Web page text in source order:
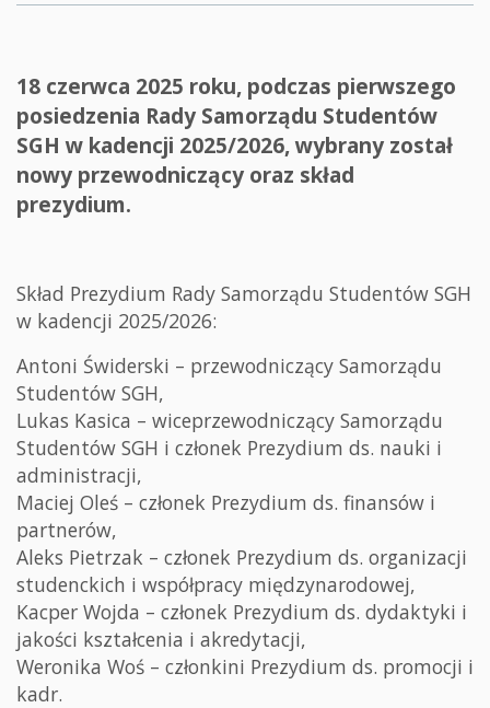
18 czerwca 2025 roku, podczas pierwszego
posiedzenia Rady Samorządu Studentów
SGH w kadencji 2025/2026, wybrany został
nowy przewodniczący oraz skład
prezydium.
Skład Prezydium Rady Samorządu Studentów SGH
w kadencji 2025/2026:
Antoni Świderski – przewodniczący Samorządu
Studentów SGH,
Lukas Kasica – wiceprzewodniczący Samorządu
Studentów SGH i członek Prezydium ds. nauki i
administracji,
Maciej Oleś – członek Prezydium ds. finansów i
partnerów,
Aleks Pietrzak – członek Prezydium ds. organizacji
studenckich i współpracy międzynarodowej,
Kacper Wojda – członek Prezydium ds. dydaktyki i
jakości kształcenia i akredytacji,
Weronika Woś – członkini Prezydium ds. promocji i
kadr.